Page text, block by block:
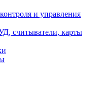
и управления
считыватели, карты